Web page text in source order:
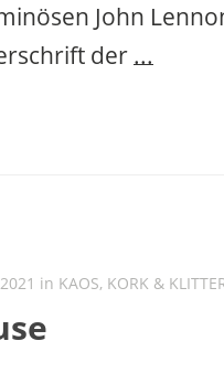
John
der ...
in KAOS, KORK &